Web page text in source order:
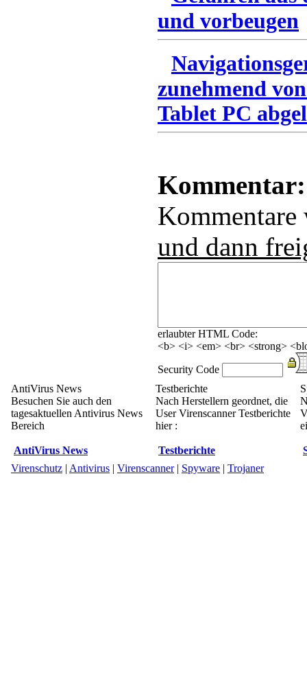
und vorbeugen
zunehmend
Tablet PC
Kommentar:
und dann
erlaubter HTML Code:
<b> <i> <em> <br> <strong>
Security Code
AntiVirus News
Besuchen Sie auch den
tagesaktuellen Antivirus News
Bereich
AntiVirus News
Testberichte
Nach Herstellern geordnet, die
User Virenscanner Testberichte
hier :
Testberichte
Virenschutz | Antivirus | Virenscanner| Spyware | Trojaner